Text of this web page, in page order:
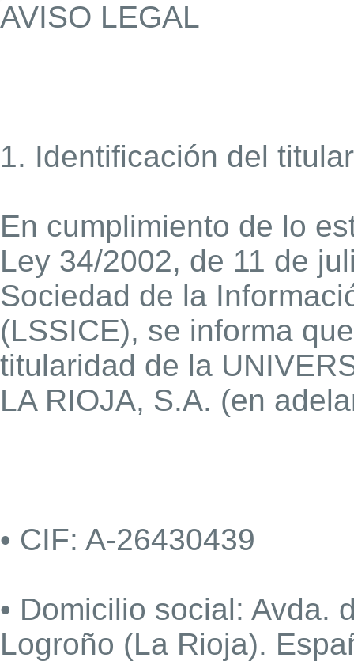
AVISO LEGAL
1. Identificación del
En cumplimiento de lo
Ley 34/2002, de 11 de
Sociedad de la
(LSSICE), se informa
titularidad de la
LA RIOJA, S.A. (en
• CIF: A-26430439
• Domicilio social: Avda.
Logroño (La Rioja).